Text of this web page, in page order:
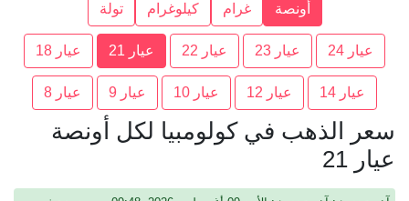
أونصة غرام كيلوغرام تولة
عيار 24 عيار 23 عيار 22 عيار 21 عيار 18
عيار 14 عيار 12 عيار 10 عيار 9 عيار 8
سعر الذهب في كولومبيا لكل أونصة
عيار 21